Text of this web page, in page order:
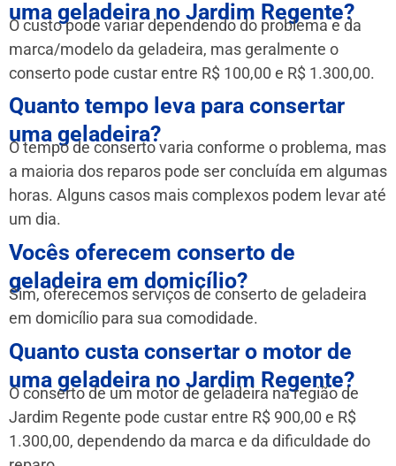
uma geladeira no Jardim Regente?
O custo pode variar dependendo do problema e da
marca/modelo da geladeira, mas geralmente o
conserto pode custar entre R$ 100,00 e R$ 1.300,00.
Quanto tempo leva para consertar
uma geladeira?
O tempo de conserto varia conforme o problema, mas
a maioria dos reparos pode ser concluída em algumas
horas. Alguns casos mais complexos podem levar até
um dia.
Vocês oferecem conserto de
geladeira em domicílio?
Sim, oferecemos serviços de conserto de geladeira
em domicílio para sua comodidade.
Quanto custa consertar o motor de
uma geladeira no Jardim Regente?
O conserto de um motor de geladeira na região de
Jardim Regente pode custar entre R$ 900,00 e R$
1.300,00, dependendo da marca e da dificuldade do